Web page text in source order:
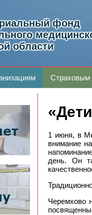
фонд
области
Страховым
1 июня, в
внимание
день. Он
Черемхово